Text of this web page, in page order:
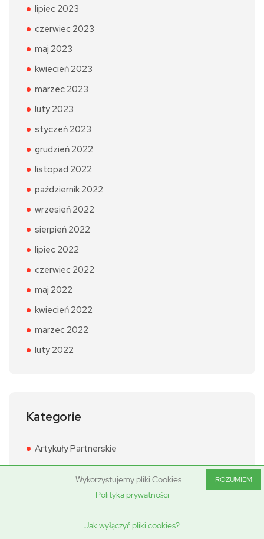
lipiec 2023
czerwiec 2023
maj 2023
kwiecień 2023
marzec 2023
luty 2023
styczeń 2023
grudzień 2022
listopad 2022
październik 2022
wrzesień 2022
sierpień 2022
lipiec 2022
czerwiec 2022
maj 2022
kwiecień 2022
marzec 2022
luty 2022
Kategorie
Artykuły Partnerskie
Gospodarka i Biznes
Wykorzystujemy pliki Cookies.
Polityka prywatności
Jak wyłączyć pliki cookies?
ROZUMIEM